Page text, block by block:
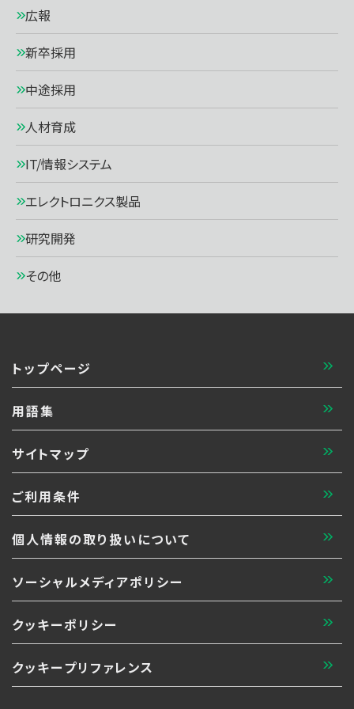
広報
新卒採用
中途採用
人材育成
IT/情報システム
エレクトロニクス製品
研究開発
その他
トップページ
用語集
サイトマップ
ご利用条件
個人情報の取り扱いについて
ソーシャルメディアポリシー
クッキーポリシー
クッキープリファレンス